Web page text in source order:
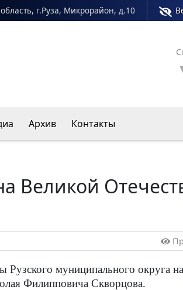
г.Руза, Микрорайон, д.10
Архив Контакты
Великой
Рузского муниципального округа
Филипповича Скворцова.